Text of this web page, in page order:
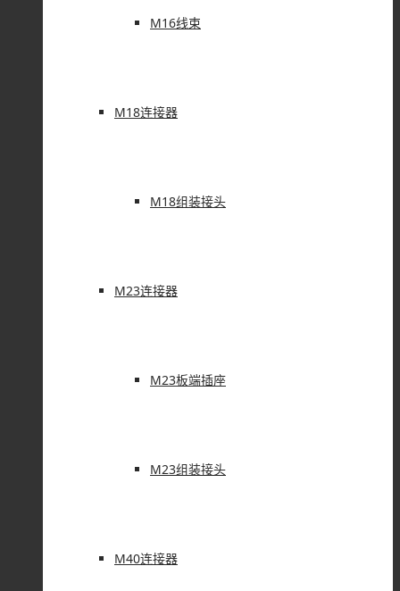
M16线束
M18连接器
M18组装接头
M23连接器
M23板端插座
M23组装接头
M40连接器